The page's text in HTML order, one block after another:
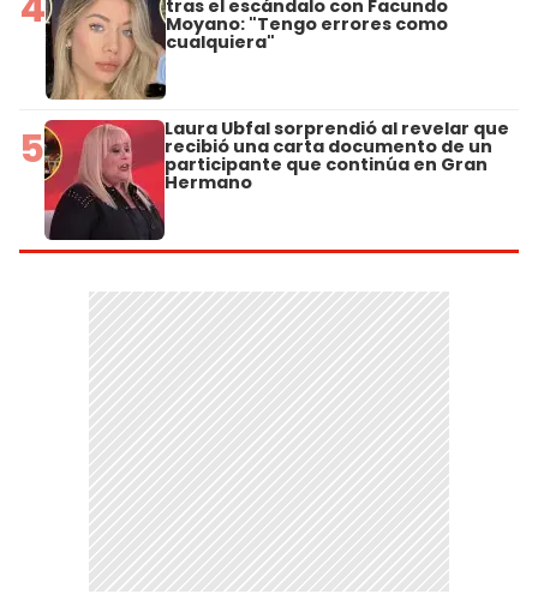
tras el escándalo con Facundo
Moyano: "Tengo errores como
cualquiera"
5 Laura Ubfal sorprendió al revelar que
recibió una carta documento de un
participante que continúa en Gran
Hermano